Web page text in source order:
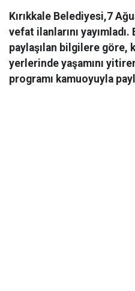
Kırıkkale Belediyesi,7
vefat ilanlarını
paylaşılan bilgilere göre,
yerlerinde yaşamını
programı kamuoyuyla